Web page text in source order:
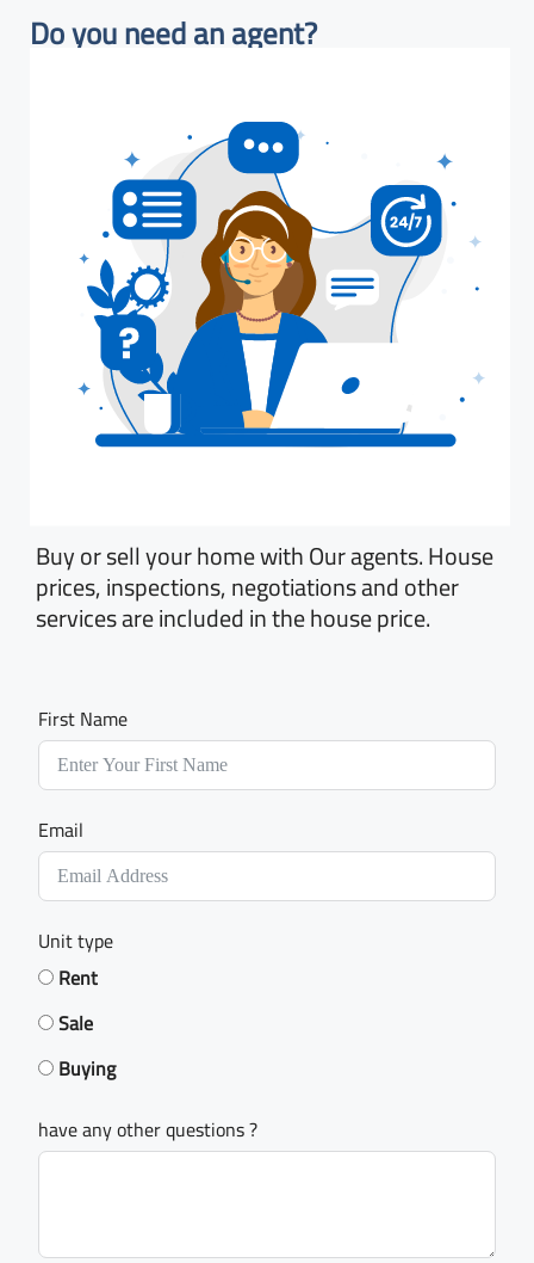
Do you need an agent?​
Buy or sell your home with Our agents. House
prices, inspections, negotiations and other
services are included in the house price.
First Name
Email
Unit type
Rent
Sale
Buying
have any other questions ?